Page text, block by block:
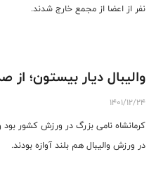
نفر از اعضا از مجمع خارج شدند.
والیبال دیار بیستون؛ از
1401/12/24
کرمانشاه نامی بزرگ در ورزش کشور
در ورزش والیبال هم بلند آوازه بودند.